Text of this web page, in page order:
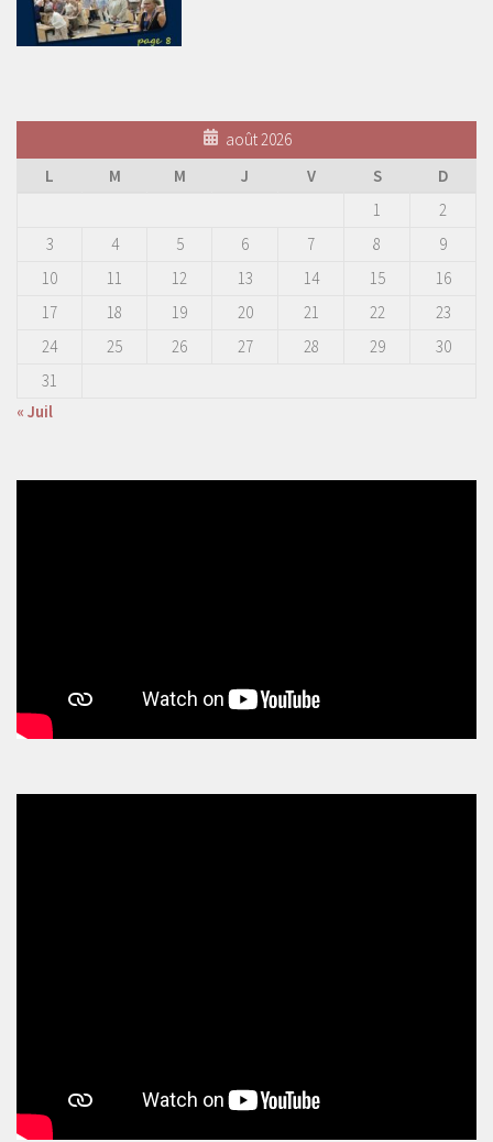
août 2026
L
M M J V S
D
1
2
3
4 5 6 7 8
9
10
11 12 13 14 15
16
17
18 19 20 21 22
23
24
25 26 27 28 29
30
31
« Juil